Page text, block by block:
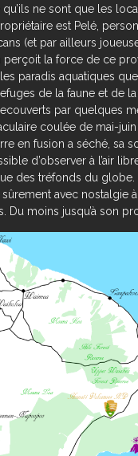
ne sont que les
est Pelé,
(et par ailleurs
perçoit la force de ce
paradis aquatiques
de la faune et de
par quelques
coulée de mai-juin
en fusion a séché, sa
d’observer à l’air
des tréfonds du globe.
avec nostalgie
Du moins jusqu’à son